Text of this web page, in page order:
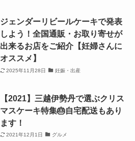
ジェンダーリビールケーキで発表
しよう！全国通販・お取り寄せが
出来るお店をご紹介【妊婦さんに
オススメ】
2025年11月28日 妊娠・出産
【2021】三越伊勢丹で選ぶクリス
マスケーキ特集🎂自宅配送もあり
ます！
2021年12月1日 グルメ